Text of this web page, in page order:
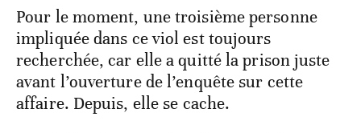
Pour le moment, une troisième personne
impliquée dans ce viol est toujours
recherchée, car elle a quitté la prison juste
avant l’ouverture de l’enquête sur cette
affaire. Depuis, elle se cache.